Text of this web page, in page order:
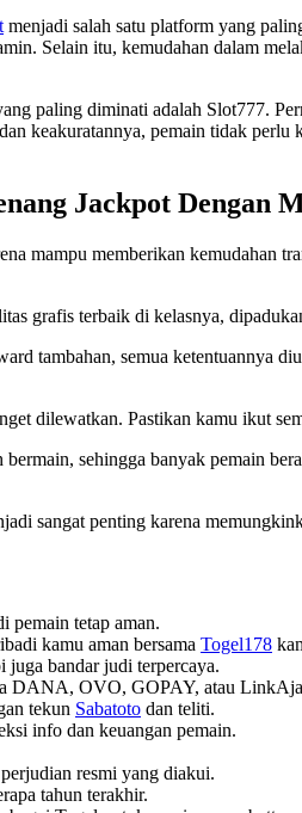
menjadi salah satu platform yang
Selain itu, kemudahan dalam
paling diminati adalah Slot777.
keakuratannya, pemain tidak perlu
Jackpot Dengan
mampu memberikan kemudahan
grafis terbaik di kelasnya,
tambahan, semua ketentuannya
dilewatkan. Pastikan kamu ikut
sehingga banyak pemain
sangat penting karena
pemain tetap aman.
kamu aman bersama Togel178
juga bandar judi terpercaya.
DANA, OVO, GOPAY, atau
tekun Sabatoto dan teliti.
info dan keuangan pemain.
resmi yang diakui.
tahun terakhir.